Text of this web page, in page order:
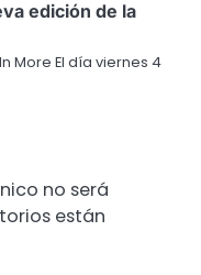
edición de la
More El día viernes 4
no será
están